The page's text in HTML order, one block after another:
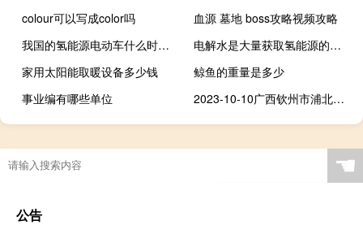
colour可以写成color吗
血源 墓地 boss攻略视频攻略
我国的氢能源电动车什么时候生产
电解水是大量获取氢能源的首选方法吗
家用太阳能取暖设备多少钱
鲸鱼的重量是多少
事业编有哪些单位
2023-10-10广西钦州市浦北县(鹿茸菇)的报价是多少
☚
公告